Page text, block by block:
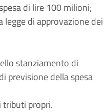
di lire 100 milioni;
di approvazione dei
stanziamento di
previsione della spesa
tributi propri.